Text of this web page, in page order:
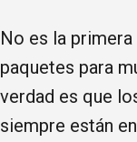
No es la
paquetes para
verdad es que
siempre están